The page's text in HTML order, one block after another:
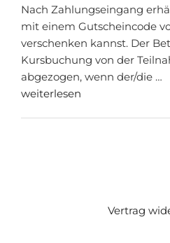
Nach Zahlungseingang
mit einem Gutscheincode
verschenken kannst. Der
Kursbuchung von der
abgezogen, wenn der/die …
weiterlesen
Vertrag